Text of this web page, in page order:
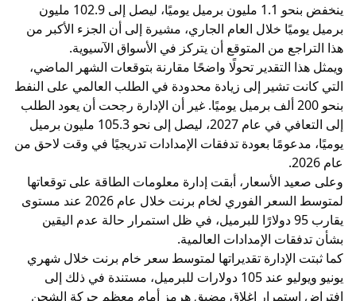
ينخفض بنحو 1.1 مليون برميل يوميًا، ليصل إلى 102.9 مليون
برميل يوميًا خلال العام الجاري، مشيرة إلى أن الجزء الأكبر من
هذا التراجع من المتوقع أن يتركز في الأسواق الآسيوية.
ويمثل هذا التقدير تحولًا واضحًا مقارنة بتوقعات الشهر الماضي،
التي كانت تشير إلى زيادة محدودة في الطلب العالمي على النفط
بنحو 200 ألف برميل يوميًا. غير أن الإدارة رجحت أن يعود الطلب
إلى التعافي في عام 2027، ليصل إلى نحو 105.3 مليون برميل
يوميًا، مدعومًا بعودة تدفقات الإمدادات تدريجيًا في وقت لاحق من
عام 2026.
وعلى صعيد الأسعار، أبقت إدارة معلومات الطاقة على توقعاتها
لمتوسط السعر الفوري لخام برنت خلال عام 2026 عند مستوى
يقارب 95 دولارًا للبرميل، في ظل استمرار حالة عدم اليقين
بشأن تدفقات الإمدادات العالمية.
كما ثبتت الإدارة تقديراتها لمتوسط سعر خام برنت خلال شهري
يونيو ويوليو عند 105 دولارات للبرميل، مستندة في ذلك إلى
افتراض استمرار إغلاق مضيق هرمز أمام معظم حركة الشحن